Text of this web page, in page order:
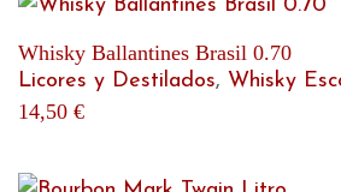
Whisky Ballantines Brasil 0.70
Licores y Destilados, Whisky
14,50 €